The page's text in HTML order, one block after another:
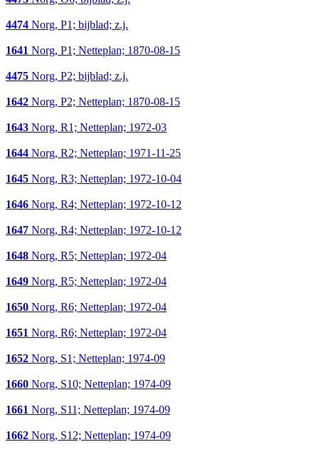
4474 Norg, P1; bijblad; z.j.
1641 Norg, P1; Netteplan; 1870-08-15
4475 Norg, P2; bijblad; z.j.
1642 Norg, P2; Netteplan; 1870-08-15
1643 Norg, R1; Netteplan; 1972-03
1644 Norg, R2; Netteplan; 1971-11-25
1645 Norg, R3; Netteplan; 1972-10-04
1646 Norg, R4; Netteplan; 1972-10-12
1647 Norg, R4; Netteplan; 1972-10-12
1648 Norg, R5; Netteplan; 1972-04
1649 Norg, R5; Netteplan; 1972-04
1650 Norg, R6; Netteplan; 1972-04
1651 Norg, R6; Netteplan; 1972-04
1652 Norg, S1; Netteplan; 1974-09
1660 Norg, S10; Netteplan; 1974-09
1661 Norg, S11; Netteplan; 1974-09
1662 Norg, S12; Netteplan; 1974-09